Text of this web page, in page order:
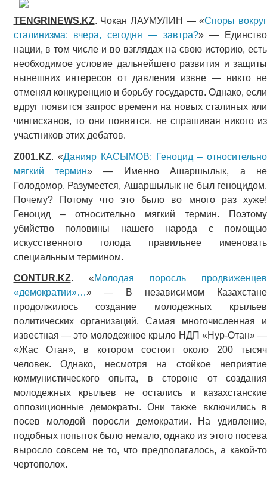
TENGRINEWS.KZ. Чокан ЛАУМУЛИН — «Споры вокруг
сталинизма: вчера, сегодня — завтра?» — Единство
нации, в том числе и во взглядах на свою историю, есть
необходимое условие дальнейшего развития и защиты
нынешних интересов от давления извне — никто не
отменял конкуренцию и борьбу государств. Однако, если
вдруг появится запрос времени на новых сталиных или
чингисханов, то они появятся, не спрашивая никого из
участников этих дебатов.
Z001.KZ. «Данияр КАСЫМОВ: Геноцид – относительно
мягкий термин» — Именно Ашаршылык, а не
Голодомор. Разумеется, Ашаршылык не был геноцидом.
Почему? Потому что это было во много раз хуже!
Геноцид – относительно мягкий термин. Поэтому
убийство половины нашего народа с помощью
искусственного голода правильнее именовать
специальным термином.
CONTUR.KZ. «Молодая поросль продвиженцев
«демократии»…» — В независимом Казахстане
продолжилось создание молодежных крыльев
политических организаций. Самая многочисленная и
известная — это молодежное крыло НДП «Нур-Отан» —
«Жас Отан», в котором состоит около 200 тысяч
человек. Однако, несмотря на стойкое неприятие
коммунистического опыта, в стороне от создания
молодежных крыльев не остались и казахстанские
оппозиционные демократы. Они также включились в
посев молодой поросли демократии. На удивление,
подобных попыток было немало, однако из этого посева
выросло совсем не то, что предполагалось, а какой-то
чертополох.